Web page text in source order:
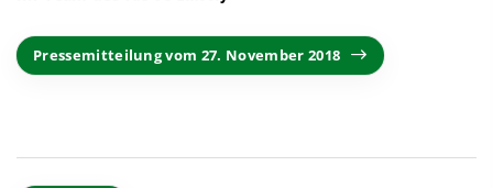
Pressemitteilung vom 27. November 2018